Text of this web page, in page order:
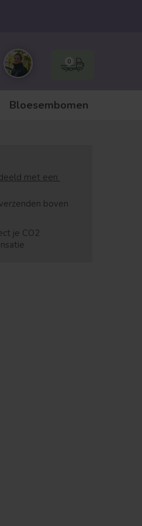
Bloesembomen
0
met een
boven
je CO2